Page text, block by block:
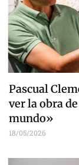
Pascual
ver la obra
mundo»
18/05/2026